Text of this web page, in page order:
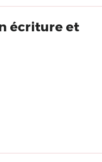
écriture et